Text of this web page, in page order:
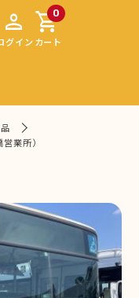
person
グイン
0
shopping_cart
カート
業所）